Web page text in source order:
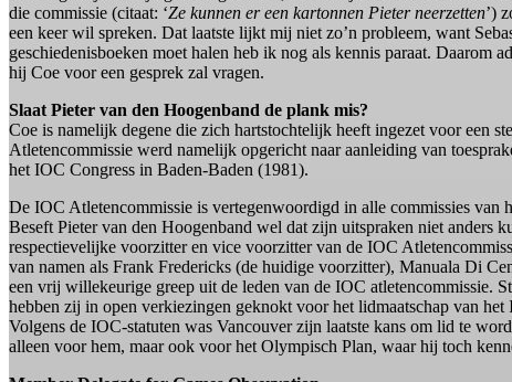
die commissie (citaat: ‘Ze kunnen er een kartonnen Pieter neerzetten’)
een keer wil spreken. Dat laatste lijkt mij niet zo’n probleem, want
geschiedenisboeken moet halen heb ik nog als kennis paraat.
hij Coe voor een gesprek zal vragen.
Slaat Pieter van den Hoogenband de plank mis?
Coe is namelijk degene die zich hartstochtelijk heeft ingezet voor een
Atletencommissie werd namelijk opgericht naar aanleiding van
het IOC Congress in Baden-Baden (1981).
De IOC Atletencommissie is vertegenwoordigd in alle commissies
Beseft Pieter van den Hoogenband wel dat zijn uitspraken niet anders
respectievelijke voorzitter en vice voorzitter van de IOC
van namen als Frank Fredericks (de huidige voorzitter), Manuala Di
een vrij willekeurige greep uit de leden van de IOC atletencommissie.
hebben zij in open verkiezingen geknokt voor het lidmaatschap van
Volgens de IOC-statuten was Vancouver zijn laatste kans om lid te
alleen voor hem, maar ook voor het Olympisch Plan, waar hij toch